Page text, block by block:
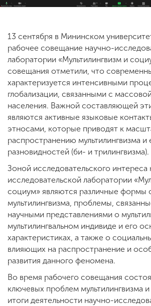
Приемная
13 сентября в Мининском
рабочее совещание научно-
лаборатории «Мультилингвизм и
совещания отметили, что
характеризуется интенсивными
глобализации, связанными с
населения. Важной составляющей
являются активные языковые
этносами, которые приводят к
распространению мультилингвизма и
разновидностей (би- и трилингвизма).
Зоной исследовательского интереса
исследовательской лаборатории
социум» являются различные формы
мультилингвизма, проблемы,
научными представлениями о
мультилингвальном индивиде и его
характеристиках, а также о
влияющих на распространение и
развития данного феномена.
Во время рабочего совещания
ключевых проблем мультилингвизма
итоги деятельности научно-